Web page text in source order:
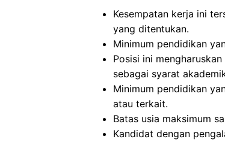
Kesempatan kerja ini
yang ditentukan.
Minimum pendidikan
Posisi ini
sebagai syarat
Minimum pendidikan
atau terkait.
Batas usia maksimum
Kandidat dengan